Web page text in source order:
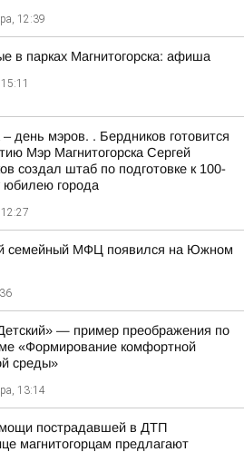
12:39
в парках Магнитогорска: афиша
день мэров. . Бердников готовится
Мэр Магнитогорска Сергей
создал штаб по подготовке к 100-
юбилею города
семейный МФЦ появился на Южном
— пример преображения по
«Формирование комфортной
среды»
13:14
пострадавшей в ДТП
магнитогорцам предлагают